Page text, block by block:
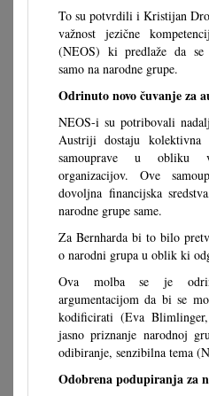
To su potvrdili i Kristijan
važnost jezične
(NEOS) ki predlaže da se
samo na narodne grupe.
Odrinuto novo čuvanje za
NEOS-i su potribovali
Austriji dostaju
samouprave u obliku
organizacijov. Ove
dovoljna financijska
narodne grupe same.
Za Bernharda bi to bilo
o narodni grupa u oblik ki
Ova molba se je
argumentacijom da bi se
kodificirati (Eva
jasno priznanje narodnoj
odibiranje, senzibilna tema
Odobrena podupiranja za